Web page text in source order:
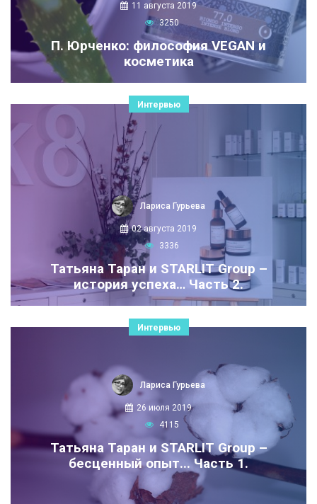
11 августа 2019
3250
П. Юрченко: философия VEGAN и
косметика
Интервью
Лариса Гурьева
02 августа 2019
3336
Татьяна Таран и STARLIT Group –
история успеха… Часть 2.
Интервью
Лариса Гурьева
26 июля 2019
4115
Татьяна Таран и STARLIT Group –
бесценный опыт... Часть 1.